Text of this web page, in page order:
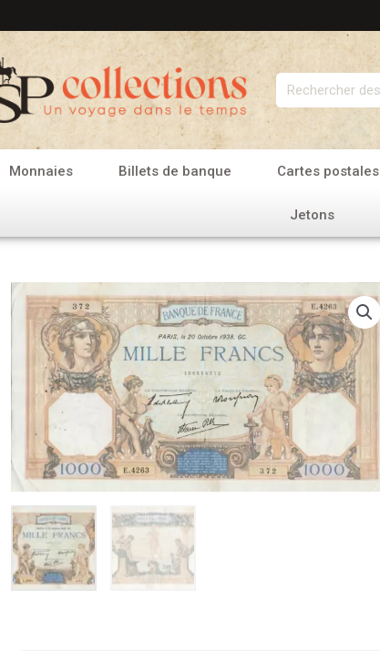
Rechercher
Monnaies Billets de banque Cartes postales
Jetons